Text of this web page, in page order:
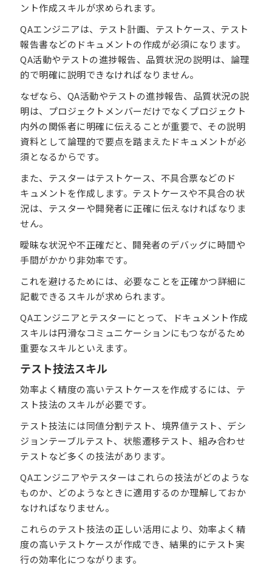
ント作成スキルが求められます。
QAエンジニアは、テスト計画、テストケース、テスト
報告書などのドキュメントの作成が必須になります。
QA活動やテストの進捗報告、品質状況の説明は、論理
的で明確に説明できなければなりません。
なぜなら、QA活動やテストの進捗報告、品質状況の説
明は、プロジェクトメンバーだけでなくプロジェクト
内外の関係者に明確に伝えることが重要で、その説明
資料として論理的で要点を踏まえたドキュメントが必
須となるからです。
また、テスターはテストケース、不具合票などのド
キュメントを作成します。テストケースや不具合の状
況は、テスターや開発者に正確に伝えなければなりま
せん。
曖昧な状況や不正確だと、開発者のデバッグに時間や
手間がかかり非効率です。
これを避けるためには、必要なことを正確かつ詳細に
記載できるスキルが求められます。
QAエンジニアとテスターにとって、ドキュメント作成
スキルは円滑なコミュニケーションにもつながるため
重要なスキルといえます。
テスト技法スキル
効率よく精度の高いテストケースを作成するには、テ
スト技法のスキルが必要です。
テスト技法には同値分割テスト、境界値テスト、デシ
ジョンテーブルテスト、状態遷移テスト、組み合わせ
テストなど多くの技法があります。
QAエンジニアやテスターはこれらの技法がどのような
ものか、どのようなときに適用するのか理解しておか
なければなりません。
これらのテスト技法の正しい活用により、効率よく精
度の高いテストケースが作成でき、結果的にテスト実
行の効率化につながります。